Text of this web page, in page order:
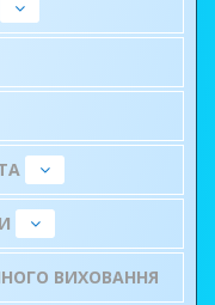
ВИХОВАННЯ